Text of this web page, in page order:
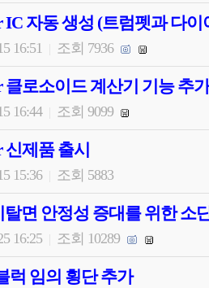
IC 자동 생성 (트럼펫과 다
16:51 조회 7936
클로소이드 계산기 기능 추가
16:44 조회 9099
신제품 출시
15:36 조회 5883
면 안정성 증대를 위한 소
16:25 조회 10289
럭 임의 횡단 추가